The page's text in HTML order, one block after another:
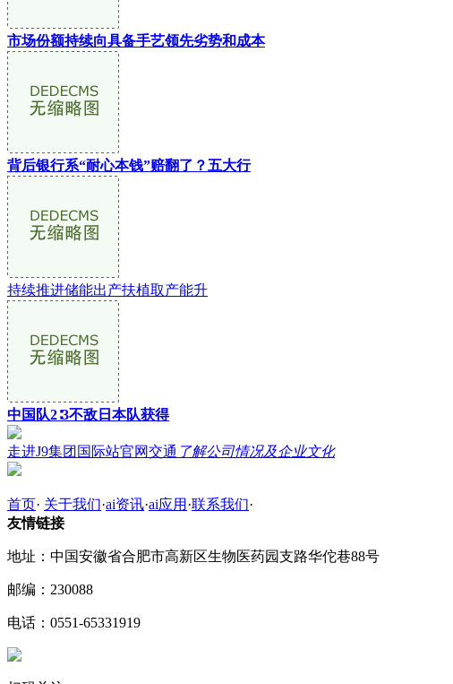
市场份额持续向具备手艺领先劣势和成本
背后银行系“耐心本钱”赔翻了？五大行
持续推进储能出产扶植取产能升
中国队2∶3不敌日本队获得
走进J9集团国际站官网交通 了解公司情况及企业文化
首页· 关于我们·ai资讯·ai应用 ·联系我们·
友情链接
地址：中国安徽省合肥市高新区生物医药园支路华佗巷88号
邮编：230088
电话：0551-65331919